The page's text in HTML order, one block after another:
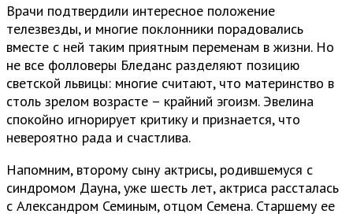
Врачи подтвердили интересное положение
телезвезды, и многие поклонники порадовались
вместе с ней таким приятным переменам в жизни. Но
не все фолловеры Бледанс разделяют позицию
светской львицы: многие считают, что материнство в
столь зрелом возрасте – крайний эгоизм. Эвелина
спокойно игнорирует критику и признается, что
невероятно рада и счастлива.
Напомним, второму сыну актрисы, родившемуся с
синдромом Дауна, уже шесть лет, актриса рассталась
с Александром Семиным, отцом Семена. Старшему ее